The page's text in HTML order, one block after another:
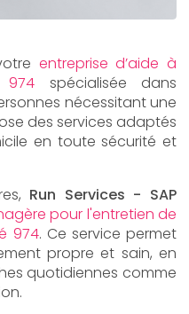
entreprise d’aide à
974 spécialisée dans
nécessitant une
des services adaptés
en toute sécurité et
Run Services - SAP
pour l'entretien de
974. Ce service permet
propre et sain, en
quotidiennes comme